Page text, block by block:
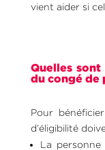
vient aider si
Quelles
du congé de
Pour
d’éligibilité
La